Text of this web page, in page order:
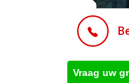
Vraag uw